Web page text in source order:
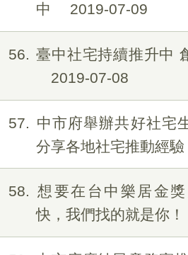
中
2019-07-09
56
臺中社宅持續推升中
2019-07-08
57
中市府舉辦共好社
分享各地社宅推動經驗
58
想要在台中樂居金獎
快，我們找的就是你！